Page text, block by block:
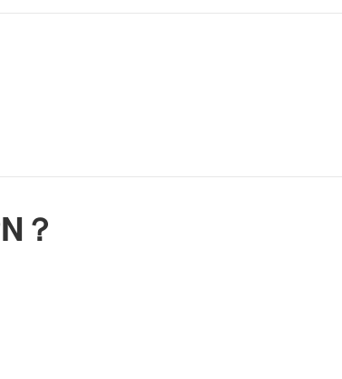
？